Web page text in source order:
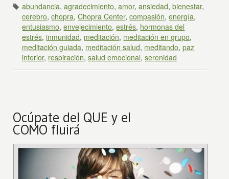
abundancia,agradecimiento,amor,ansiedad,bienestar,
cerebro,chopra,Chopra Center,compasión,energía,
entusiasmo,envejecimiento,estrés, hormonas del
estrés,inmunidad, meditación, meditación en grupo,
meditación guiada, meditación salud, meditando,paz
interior, respiración,salud emocional,serenidad
Ocúpate del QUE y el
COMO fluirá